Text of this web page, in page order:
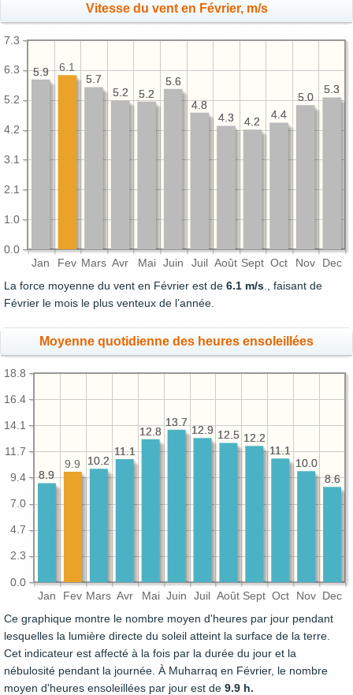
Vitesse du vent en Février, m/s
Jan Fev Mars Avr Mai Juin Juil Août Sept Oct Nov Dec
0.0
1.0
2.1
3.1
4.2
5.2
6.3
7.3
5.3
5.0
4.4
4.2
4.3
4.8
5.6
5.2
5.2
5.7
5.9
5.3
5.0
4.4
4.2
4.3
4.8
5.6
5.2
5.2
5.7
6.1
5.9
La force moyenne du vent en Février est de 6.1 m/s ., faisant de
Février le mois le plus venteux de l’année.
Moyenne quotidienne des heures ensoleillées
Jan Fev Mars Avr Mai Juin Juil Août Sept Oct Nov Dec
0.0
2.3
4.7
7.0
9.4
11.7
14.1
16.4
18.8
8.6
10.0
11.1
12.2
12.5
12.9
13.7
12.8
11.1
10.2
8.9
8.6
10.0
11.1
12.2
12.5
12.9
13.7
12.8
11.1
10.2
9.9
8.9
Ce graphique montre le nombre moyen d'heures par jour pendant
lesquelles la lumière directe du soleil atteint la surface de la terre.
Cet indicateur est affecté à la fois par la durée du jour et la
nébulosité pendant la journée. À Muharraq en Février, le nombre
moyen d'heures ensoleillées par jour est de 9.9 h.